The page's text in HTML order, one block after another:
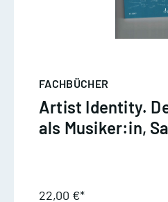
FACHBÜCHER
Artist Identity.
als Musiker:in,
22,00 €*